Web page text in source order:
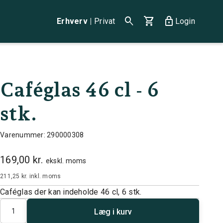
Erhverv | Privat search shopping_cart lock Login
Caféglas 46 cl - 6
stk.
Varenummer: 290000308
169,00 kr. ekskl. moms
211,25 kr. inkl. moms
Caféglas der kan indeholde 46 cl, 6 stk.
Antal
Læg i kurv